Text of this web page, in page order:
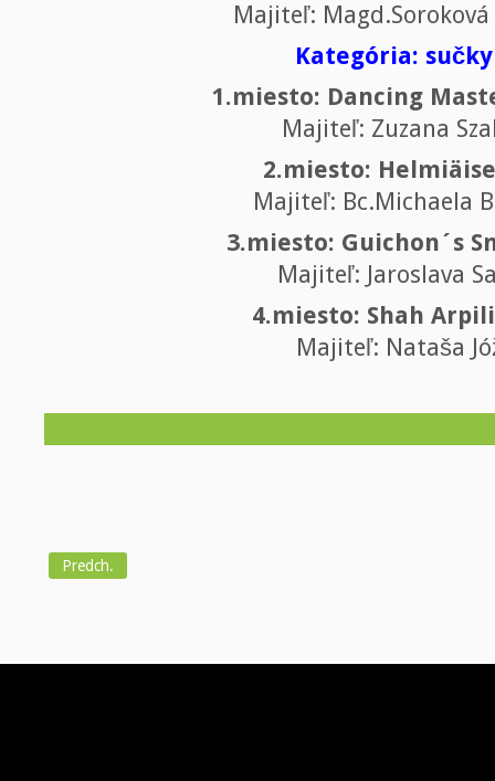
Majiteľ:
Kategória:
1.miesto: Dancing
Majiteľ: Zuzana
2.miesto:
Majiteľ: Bc.Michaela
3.miesto: Guichon´s
Majiteľ: Jaroslava
4.miesto: Shah
Majiteľ: Nataša
Predch.